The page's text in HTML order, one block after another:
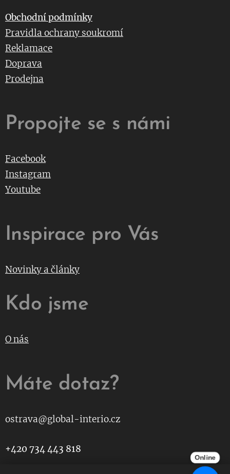
Obchodní podmínky
Pravidla ochrany soukromí
Reklamace
Doprava
Prodejna
Propojte se s námi
Facebook
Instagram
Youtube
Inspirace pro Vás
Novinky a články
Kdo jsme
O nás
Máte dotaz?
ostrava@global-interio.cz
+420 734 443 818
Online